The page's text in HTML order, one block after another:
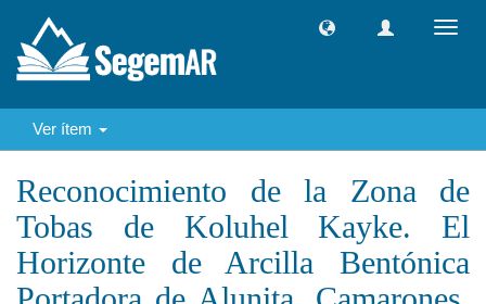
Ver ítem
Reconocimiento de la Zona de
Tobas de Koluhel Kayke. El
Horizonte de Arcilla Bentónica